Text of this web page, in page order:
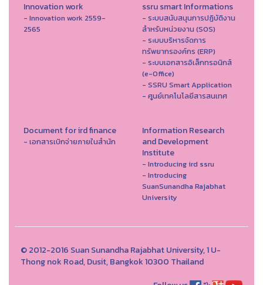
Innovation work
- Innovation work 2559-
2565
ssru smart Informations
- ระบบสนับสนุนการปฏิบัติงาน
สำหรับหน่วยงาน (SOS)
- ระบบบริหารจัดการ
ทรัพยากรองค์กร (ERP)
- ระบบเอกสารอิเล็กทรอนิกส์
(e-Office)
- SSRU Smart Application
- ศูนย์เทคโนโลยีสารสนเทศ
Document for ird finance
- เอกสารเบิกจ่ายภายในสำนัก
Information Research
and Development
Institute
- Introducing ird ssru
- Introducing
SuanSunandha Rajabhat
University
© 2012-2016 Suan Sunandha Rajabhat University, 1 U-
Thong nok Road, Dusit, Bangkok 10300 Thailand